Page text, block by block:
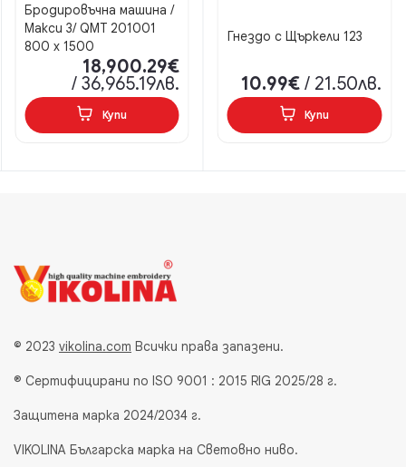
18,900.29€
/ 36,965.19лв.
Бродировъчна машина /
Макси 3/ QMT 201001
800 х 1500
Купи
10.99€ / 21.50лв.
Гнездо с Щъркели 123
Купи
© 2023 vikolina.com Всички права запазени.
® Сертифицирани по ISO 9001 : 2015 RIG 2025/28 г.
Защитена марка 2024/2034 г.
VIKOLINA Българска марка на Световно ниво.